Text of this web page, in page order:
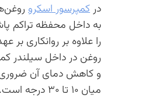
در کمپرسور اسکرو
به داخل محفظه تراکم
را علاوه بر روانکاری
روغن در داخل سیلندر
و کاهش دمای آن ضروری
میان ۱۰ تا ۳۰ درجه است.